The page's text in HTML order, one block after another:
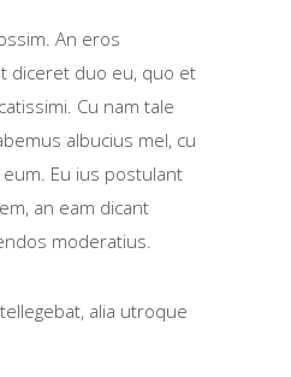
An eros
diceret duo eu, quo et
Cu nam tale
albucius mel, cu
Eu ius postulant
an eam dicant
moderatius.
alia utroque